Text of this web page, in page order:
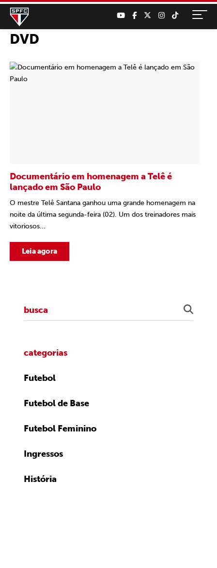
DVD
Documentário em homenagem a Telê é
lançado em São Paulo
O mestre Telê Santana ganhou uma grande homenagem na
noite da última segunda-feira (02). Um dos treinadores mais
vitoriosos...
Leia agora
categorias
Futebol
Futebol de Base
Futebol Feminino
Ingressos
História